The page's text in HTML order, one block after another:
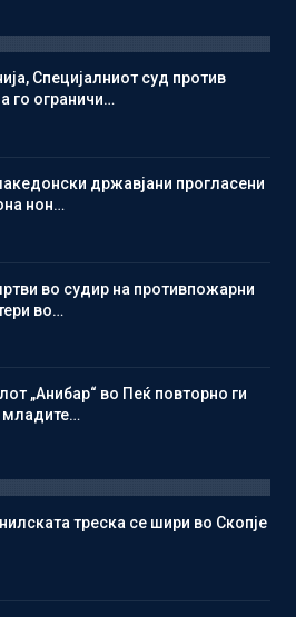
Специјалниот суд против
го ограничи…
државјани прогласени
нон…
во судир на противпожарни
во…
„Анибар“ во Пеќ повторно ги
младите…
треска се шири во Скопје